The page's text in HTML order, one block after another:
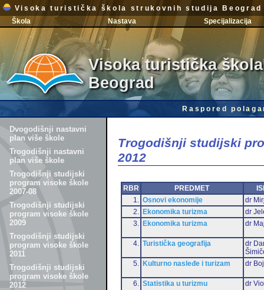
Visoka turistička škola strukovnih studija Beograd
Škola
Nastava Specijalizacija
Visoka turistička
Beograd
Raspored
Dvogodišnji nastavni
plan više škole
Trogodišnji nastavni
plan više škole
Trogodišnji studijski
program visoke škole
2007-08
Trogodišnji studijski
program visoke škole
2009
Trogodišnji studijski
program visoke škole
2011
Trogodišnji studijski
program visoke škole
2012
Trogodišnji studijski
2012
RBR PREDMET
1.
Osnovi ekonomije
dr
2.
Ekonomika turizma
dr
3.
Ekonomika turizma dr
4. Turistička geografija
dr
5.
Kulturno nasleđe i turizam dr
6. Statistika u turizmu dr